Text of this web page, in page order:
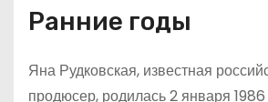
Ранние годы
Яна Рудковская, известная
продюсер, родилась 2 января 1986